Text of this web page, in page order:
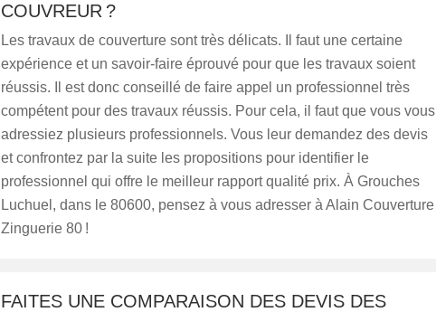
COUVREUR ?
Les travaux de couverture sont très délicats. Il faut une certaine
expérience et un savoir-faire éprouvé pour que les travaux soient
réussis. Il est donc conseillé de faire appel un professionnel très
compétent pour des travaux réussis. Pour cela, il faut que vous vous
adressiez plusieurs professionnels. Vous leur demandez des devis
et confrontez par la suite les propositions pour identifier le
professionnel qui offre le meilleur rapport qualité prix. À Grouches
Luchuel, dans le 80600, pensez à vous adresser à Alain Couverture
Zinguerie 80 !
FAITES UNE COMPARAISON DES DEVIS DES